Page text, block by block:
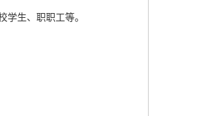
生、职职工等。